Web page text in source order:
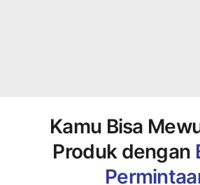
Kamu Bisa
Produk dengan